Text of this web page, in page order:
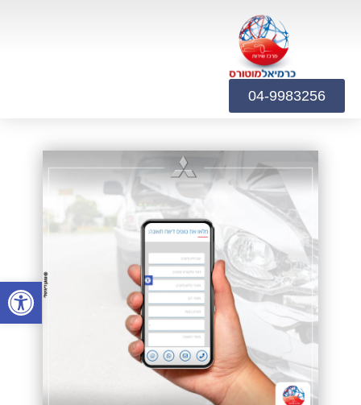
04-9983256